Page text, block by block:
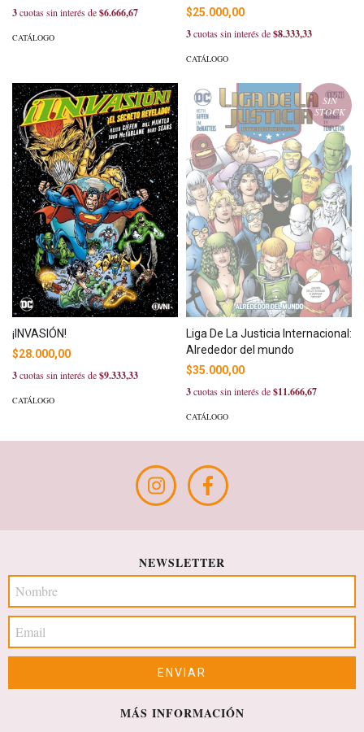
3cuotas sin interés de$6.666,67
CATÁLOGO
ELEMENTAL
$25.000,00
3cuotas sin interés de$8.333,33
CATÁLOGO
¡INVASIÓN!
$28.000,00
3cuotas sin interés de$9.333,33
CATÁLOGO
SIN
STOCK
Liga De La Justicia Internacional:
Alrededor del mundo
$35.000,00
3cuotas sin interés de$11.666,67
CATÁLOGO
NEWSLETTER
MÁS INFORMACIÓN